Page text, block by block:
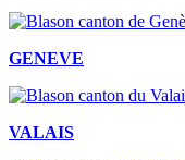
GENEVE
VALAIS